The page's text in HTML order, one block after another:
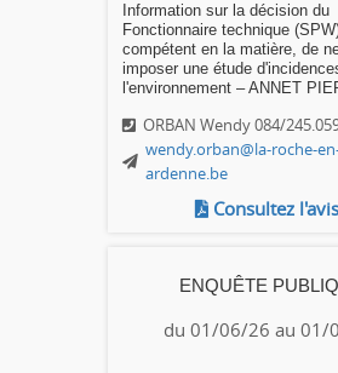
Information sur la décision du
Fonctionnaire technique
compétent en la matière, de
imposer une étude
l'environnement – ANNET
ORBAN Wendy 084/
wendy.orban@la-roche-
ardenne.be
Consultez
ENQUÊTE
du 01/06/26 au 01/